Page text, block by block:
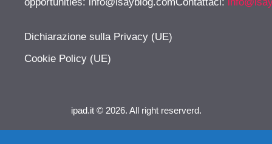
Dichiarazione sulla Privacy (UE)
Cookie Policy (UE)
ipad.it © 2026. All right reserverd.